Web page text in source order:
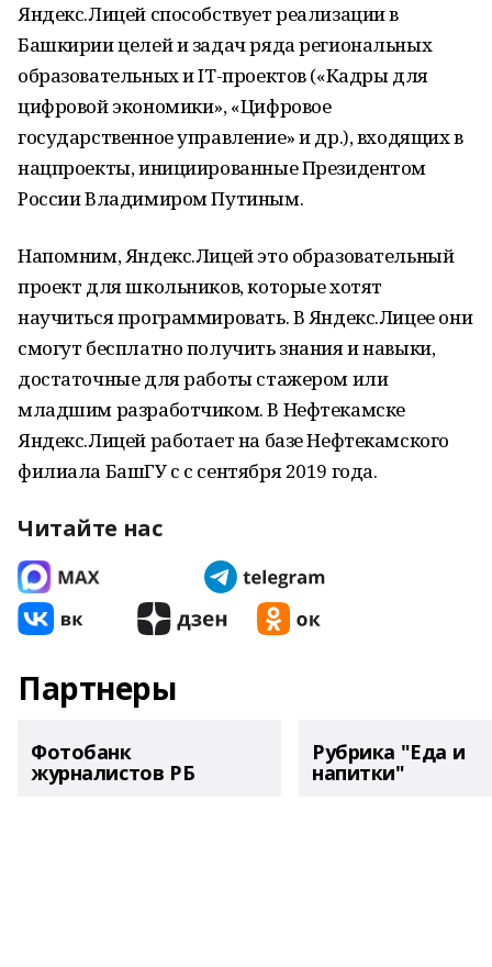
Яндекс.Лицей способствует реализации в
Башкирии целей и задач ряда региональных
образовательных и IT-проектов («Кадры для
цифровой экономики», «Цифровое
государственное управление» и др.), входящих в
нацпроекты, инициированные Президентом
России Владимиром Путиным.
Напомним, Яндекс.Лицей это образовательный
проект для школьников, которые хотят
научиться программировать. В Яндекс.Лицее они
смогут бесплатно получить знания и навыки,
достаточные для работы стажером или
младшим разработчиком. В Нефтекамске
Яндекс.Лицей работает на базе Нефтекамского
филиала БашГУ с с сентября 2019 года.
Читайте нас
Партнеры
Фотобанк
журналистов РБ
Рубрика "Еда и
напитки"